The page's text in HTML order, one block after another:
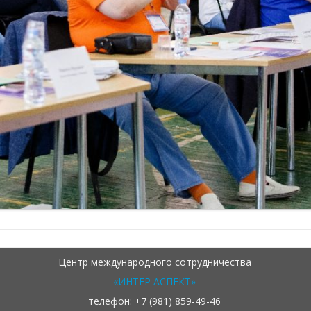
Центр международного сотрудничества
«ИНТЕР АСПЕКТ»
телефон: +7 (981) 859-49-46